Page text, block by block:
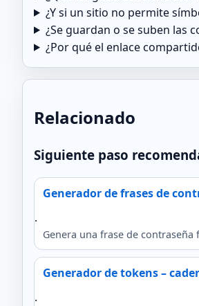
¿Y si un sitio no permite
¿Se guardan o se suben las
¿Por qué el enlace
Relacionado
Siguiente paso
Generador de frases de
.
Genera una frase de
Generador de tokens –
.